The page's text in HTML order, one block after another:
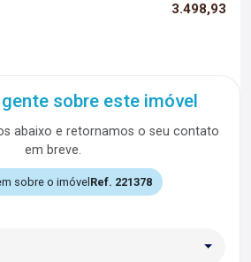
3.498,93
sobre este imóvel
abaixo e retornamos o seu contato
em breve.
sobre o imóvelRef. 221378